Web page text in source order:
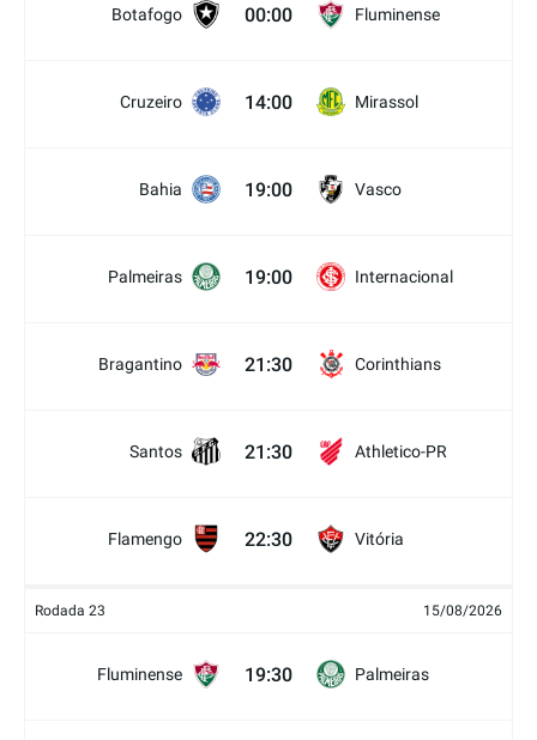
Botafogo 00:00 Fluminense
Cruzeiro 14:00 Mirassol
Bahia 19:00 Vasco
Palmeiras 19:00 Internacional
Bragantino 21:30 Corinthians
Santos 21:30 Athletico-PR
Flamengo 22:30 Vitória
Rodada 23 15/08/2026
Fluminense 19:30 Palmeiras